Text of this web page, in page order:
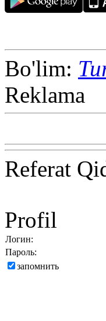
Bo'lim:
Reklama
Referat
Profil
Логин:
Пароль:
запомнить